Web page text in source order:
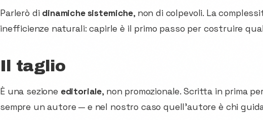
Parlerò di dinamiche sistemiche, non di colpevoli. La
inefficienze naturali: capirle è il primo passo per costruire
Il taglio
È una sezione editoriale, non promozionale. Scritta in prima
sempre un autore — e nel nostro caso quell'autore è chi